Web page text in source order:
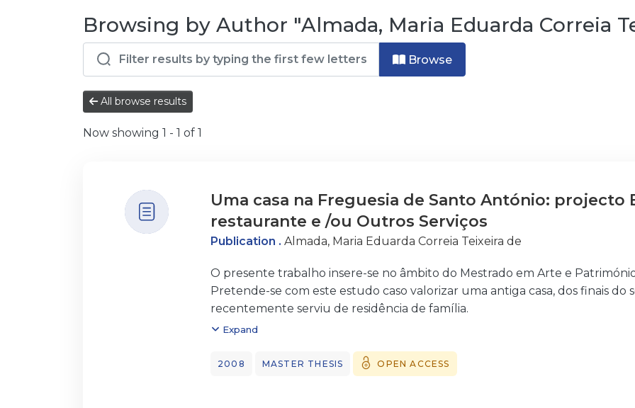
Browsing by Author "Almada, Maria Eduarda Correia
Browse
All browse results
Now showing 1 - 1 of 1
Uma casa na Freguesia de Santo António: projecto
restaurante e /ou Outros Serviços
Publication . Almada, Maria Eduarda Correia Teixeira de
O presente trabalho insere-se no âmbito do Mestrado em Arte e
Pretende-se com este estudo caso valorizar uma antiga casa, dos finais do
recentemente serviu de residência de família.
Hoje, cremos ser necessário repensar a actualidade, colocando a hipótese
cultura e do lazer possam coexistir, e permitir, assim, a sua
um projecto, um espaço inovador, alternativo; criar um espaço Galeria –
serviços contribuindo assim para o desenvolvimento local – Freguesia de
Expand
2008 MASTER THESIS OPEN ACCESS